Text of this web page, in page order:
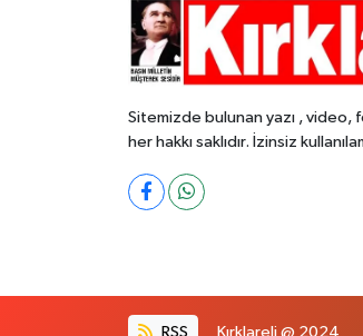
Sitemizde bulunan yazı ,
her hakkı saklıdır. İzinsiz
RSS Kırklareli @ 2024